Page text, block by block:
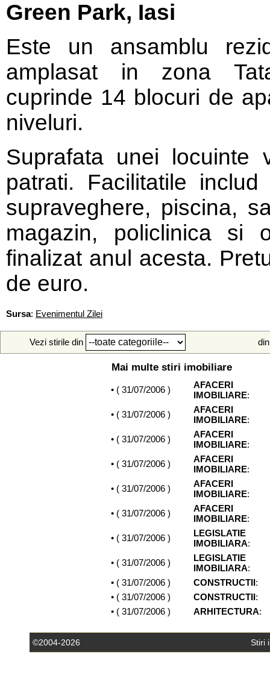
Green Park, Iasi
Este un ansamblu
amplasat in zona
cuprinde 14 blocuri de
niveluri.
Suprafata unei
patrati. Facilitatile
supraveghere, piscina,
magazin, policlinica si
finalizat anul acesta.
de euro.
Sursa: Evenimentul Zilei
Vezi stirile din
Mai multe stiri imobiliare
• ( 31/07/2006 )
AFACERI
IMOBILIARE:
• ( 31/07/2006 )
AFACERI
IMOBILIARE:
• ( 31/07/2006 )
AFACERI
IMOBILIARE:
• ( 31/07/2006 )
AFACERI
IMOBILIARE:
• ( 31/07/2006 )
AFACERI
IMOBILIARE:
• ( 31/07/2006 )
AFACERI
IMOBILIARE:
• ( 31/07/2006 )
LEGISLATIE
IMOBILIARA:
• ( 31/07/2006 )
LEGISLATIE
IMOBILIARA:
• ( 31/07/2006 ) CONSTRUCTII:
• ( 31/07/2006 ) CONSTRUCTII:
• ( 31/07/2006 ) ARHITECTURA:
©2004-2026 Stiri